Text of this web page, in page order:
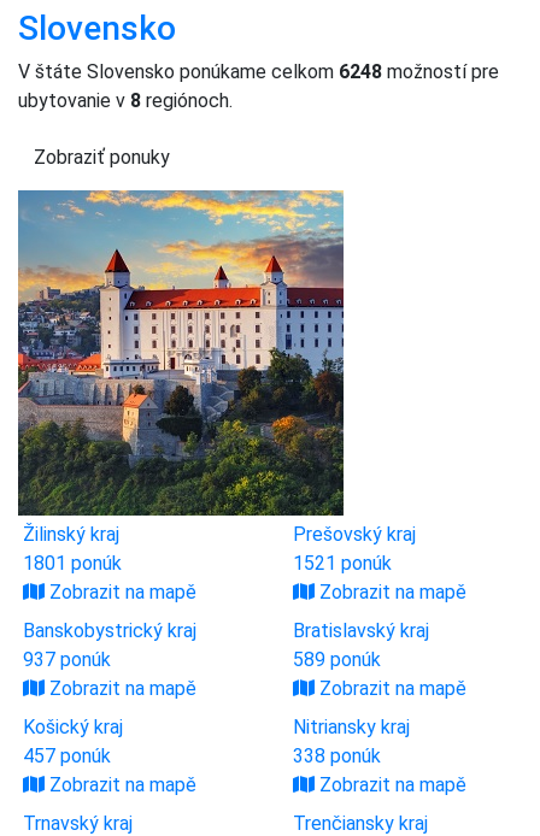
Slovensko
V štáte Slovensko ponúkame celkom 6248 možností pre
ubytovanie v 8 regiónoch.
Zobraziť ponuky
Žilinský kraj
1801 ponúk
Zobrazit na mapě
Prešovský kraj
1521 ponúk
Zobrazit na mapě
Banskobystrický kraj
937 ponúk
Zobrazit na mapě
Bratislavský kraj
589 ponúk
Zobrazit na mapě
Košický kraj
457 ponúk
Zobrazit na mapě
Nitriansky kraj
338 ponúk
Zobrazit na mapě
Trnavský kraj
Trenčiansky kraj